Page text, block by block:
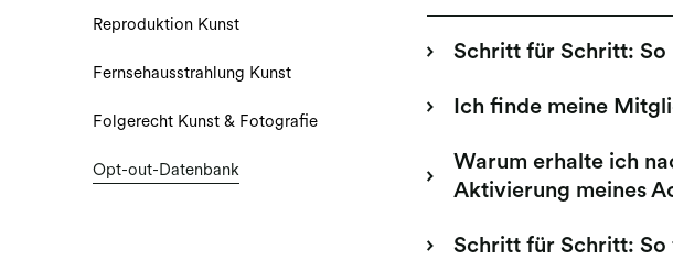
Reproduktion Kunst
Fernsehausstrahlung Kunst
Folgerecht Kunst & Fotografie
Opt-out-Datenbank
Schritt für Schritt:
Ich finde meine
Warum erhalte ich
Aktivierung meines
Schritt für Schritt: